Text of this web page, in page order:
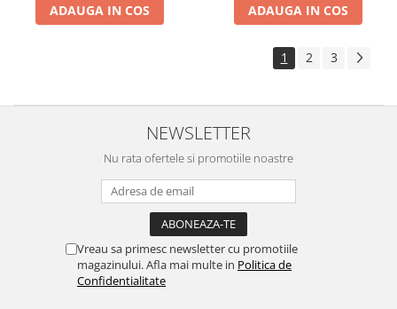
ADAUGA IN COS ADAUGA IN COS
1 2 3
NEWSLETTER
Nu rata ofertele si promotiile noastre
Vreau sa primesc newsletter cu promotiile
magazinului. Afla mai multe in Politica de
Confidentialitate